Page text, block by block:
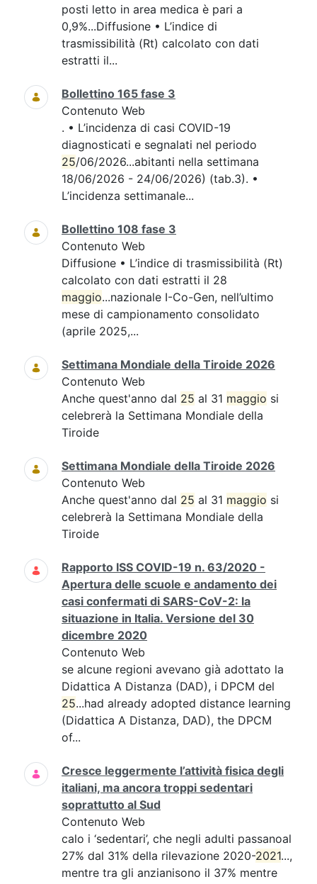
posti letto in area medica è pari a
0,9%...Diffusione • L’indice di
trasmissibilità (Rt) calcolato con dati
estratti il...
Bollettino 165 fase 3
Contenuto Web
. • L’incidenza di casi COVID-19
diagnosticati e segnalati nel periodo
25/06/2026...abitanti nella settimana
18/06/2026 - 24/06/2026) (tab.3). •
L’incidenza settimanale...
Bollettino 108 fase 3
Contenuto Web
Diffusione • L’indice di trasmissibilità (Rt)
calcolato con dati estratti il 28
maggio...nazionale I-Co-Gen, nell’ultimo
mese di campionamento consolidato
(aprile 2025,...
Settimana Mondiale della Tiroide 2026
Contenuto Web
Anche quest'anno dal 25 al 31 maggio si
celebrerà la Settimana Mondiale della
Tiroide
Settimana Mondiale della Tiroide 2026
Contenuto Web
Anche quest'anno dal 25 al 31 maggio si
celebrerà la Settimana Mondiale della
Tiroide
Rapporto ISS COVID-19 n. 63/2020 -
Apertura delle scuole e andamento dei
casi confermati di SARS-CoV-2: la
situazione in Italia. Versione del 30
dicembre 2020
Contenuto Web
se alcune regioni avevano già adottato la
Didattica A Distanza (DAD), i DPCM del
25...had already adopted distance learning
(Didattica A Distanza, DAD), the DPCM
of...
Cresce leggermente l’attività fisica degli
italiani, ma ancora troppi sedentari
soprattutto al Sud
Contenuto Web
calo i ‘sedentari’, che negli adulti passanoal
27% dal 31% della rilevazione 2020-2021...,
mentre tra gli anzianisono il 37% mentre